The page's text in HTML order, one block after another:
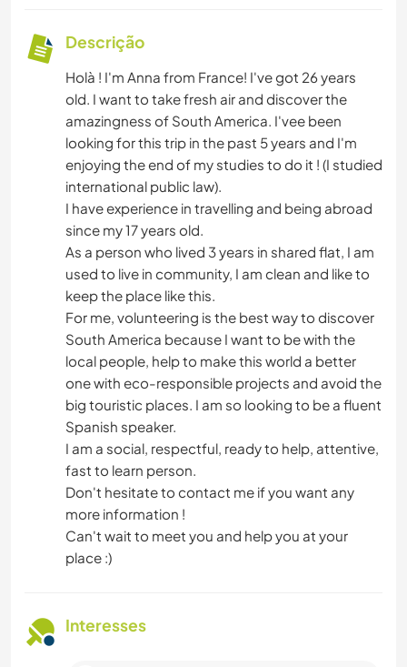
Descrição
Holà ! I'm Anna from France! I've got 26 years
old. I want to take fresh air and discover the
amazingness of South America. I'vee been
looking for this trip in the past 5 years and I'm
enjoying the end of my studies to do it ! (I studied
international public law).
I have experience in travelling and being abroad
since my 17 years old.
As a person who lived 3 years in shared flat, I am
used to live in community, I am clean and like to
keep the place like this.
For me, volunteering is the best way to discover
South America because I want to be with the
local people, help to make this world a better
one with eco-responsible projects and avoid the
big touristic places. I am so looking to be a fluent
Spanish speaker.
I am a social, respectful, ready to help, attentive,
fast to learn person.
Don't hesitate to contact me if you want any
more information !
Can't wait to meet you and help you at your
place :)
Interesses